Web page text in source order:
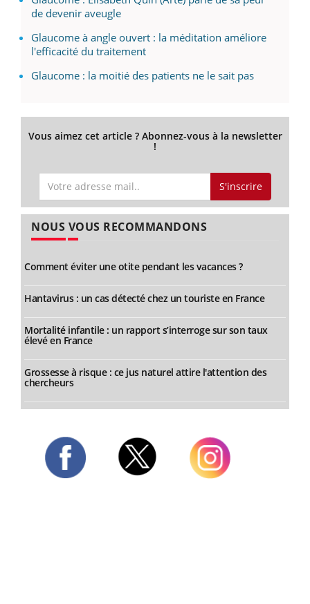
de devenir aveugle
Glaucome à angle ouvert : la méditation améliore
l'efficacité du traitement
Glaucome : la moitié des patients ne le sait pas
Vous aimez cet article ? Abonnez-vous à la newsletter
!
S'inscrire
NOUS VOUS RECOMMANDONS
Comment éviter une otite pendant les vacances ?
Hantavirus : un cas détecté chez un touriste en France
Mortalité infantile : un rapport s’interroge sur son taux
élevé en France
Grossesse à risque : ce jus naturel attire l'attention des
chercheurs